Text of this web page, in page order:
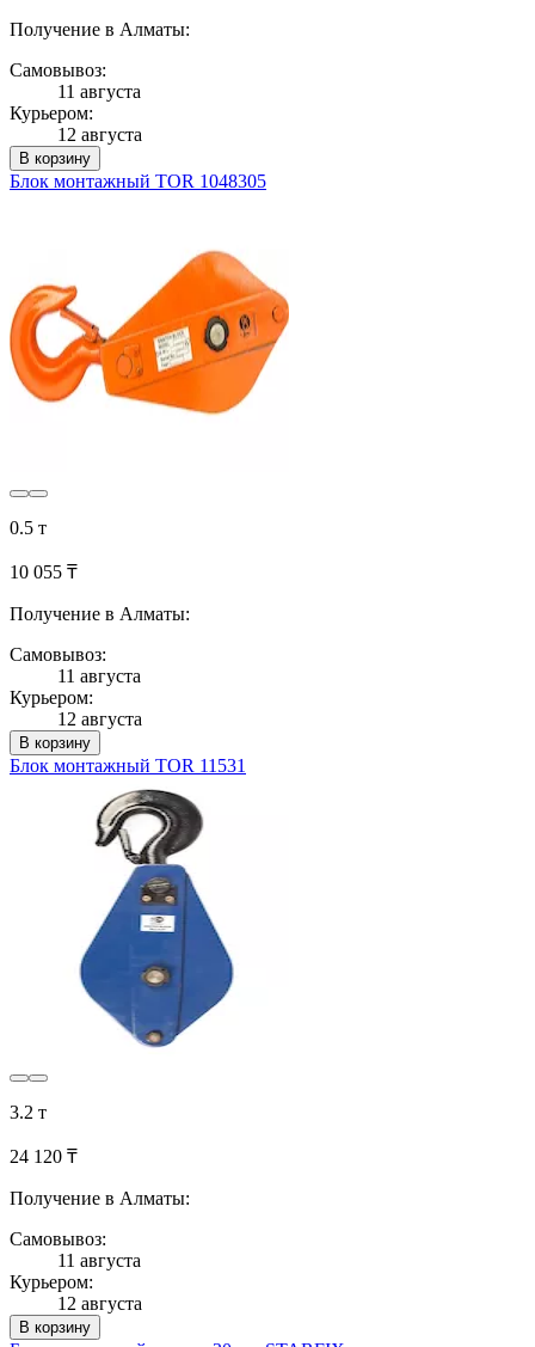
Получение в Алматы:
Самовывоз:
11 августа
Курьером:
12 августа
В корзину
Блок монтажный TOR 1048305
0.5 т
10 055 ₸
Получение в Алматы:
Самовывоз:
11 августа
Курьером:
12 августа
В корзину
Блок монтажный TOR 11531
3.2 т
24 120 ₸
Получение в Алматы:
Самовывоз:
11 августа
Курьером:
12 августа
В корзину